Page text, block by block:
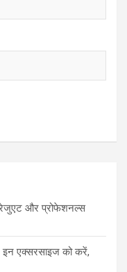
और प्रोफेशनल्स
इन एक्सरसाइज को करें,